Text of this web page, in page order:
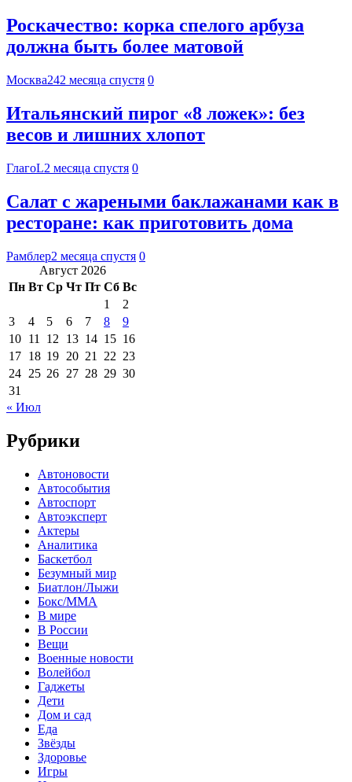
Роскачество: корка спелого арбуза
должна быть более матовой
Москва242 месяца спустя 0
Итальянский пирог «8 ложек»: без
весов и лишних хлопот
ГлагоL2 месяца спустя 0
Салат с жареными баклажанами как в
ресторане: как приготовить дома
Рамблер2 месяца спустя 0
Август 2026
Пн Вт Ср Чт Пт Сб Вс
1
2
3
4 5 6 7 8
9
10 11 12 13 14 15 16
17 18 19 20 21 22 23
24 25 26 27 28 29 30
31
« Июл
Рубрики
Автоновости
Автособытия
Автоспорт
Автоэксперт
Актеры
Аналитика
Баскетбол
Безумный мир
Биатлон/Лыжи
Бокс/MMA
В мире
В России
Вещи
Военные новости
Волейбол
Гаджеты
Дети
Дом и сад
Еда
Звёзды
Здоровье
Игры